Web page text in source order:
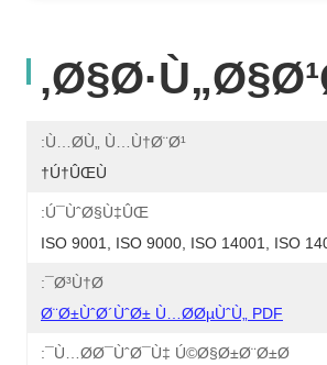
Ù…Ø­Ù„ Ù…Ù†Ø¨Ø¹:
Ú†ÛŒÙ†
Ú¯ÙˆØ§Ù‡ÛŒ:
ISO 9001, ISO 9000, ISO 14001, ISO
Ø³Ù†Ø¯:
Ø¨Ø±ÙˆØ´ÙˆØ± Ù…Ø­ØµÙˆÙ„ PDF
Ù…Ø­Ø¯ÙˆØ¯Ù‡ Ú©Ø§Ø±Ø¨Ø±Ø¯: